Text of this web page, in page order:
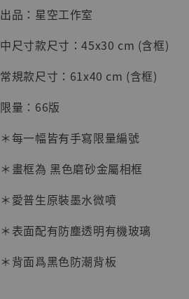
【店內現貨】海賊王
系列蒐藏雕像 布魯
克達摩 [7STARS
出品：星空工作室
中尺寸款尺寸：45x30 cm (含框)
常規款尺寸：61x40 cm (含框)
限量：66版
＊每一幅皆有手寫限量編號
＊畫框為 黑色磨砂金屬相框
＊愛普生原裝墨水微噴
＊表面配有防塵透明有機玻璃
＊背面爲黑色防潮背板